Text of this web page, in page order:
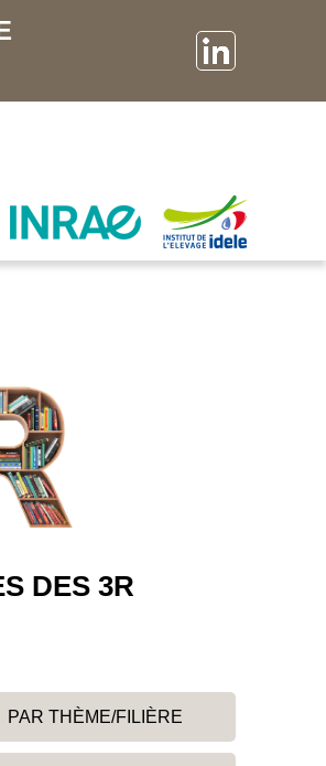
DES 3R
PAR THÈME/FILIÈRE